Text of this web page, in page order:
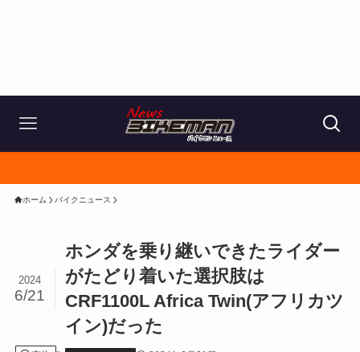
ホーム バイクニュース
ホンダを乗り継いできたライダー
がたどり着いた選択肢は
CRF1100L Africa Twin(アフリカツ
イン)だった
2024
6/21